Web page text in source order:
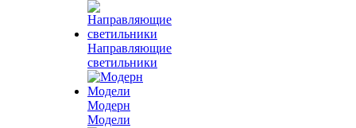
Направляющие
светильники
Модерн
Модели